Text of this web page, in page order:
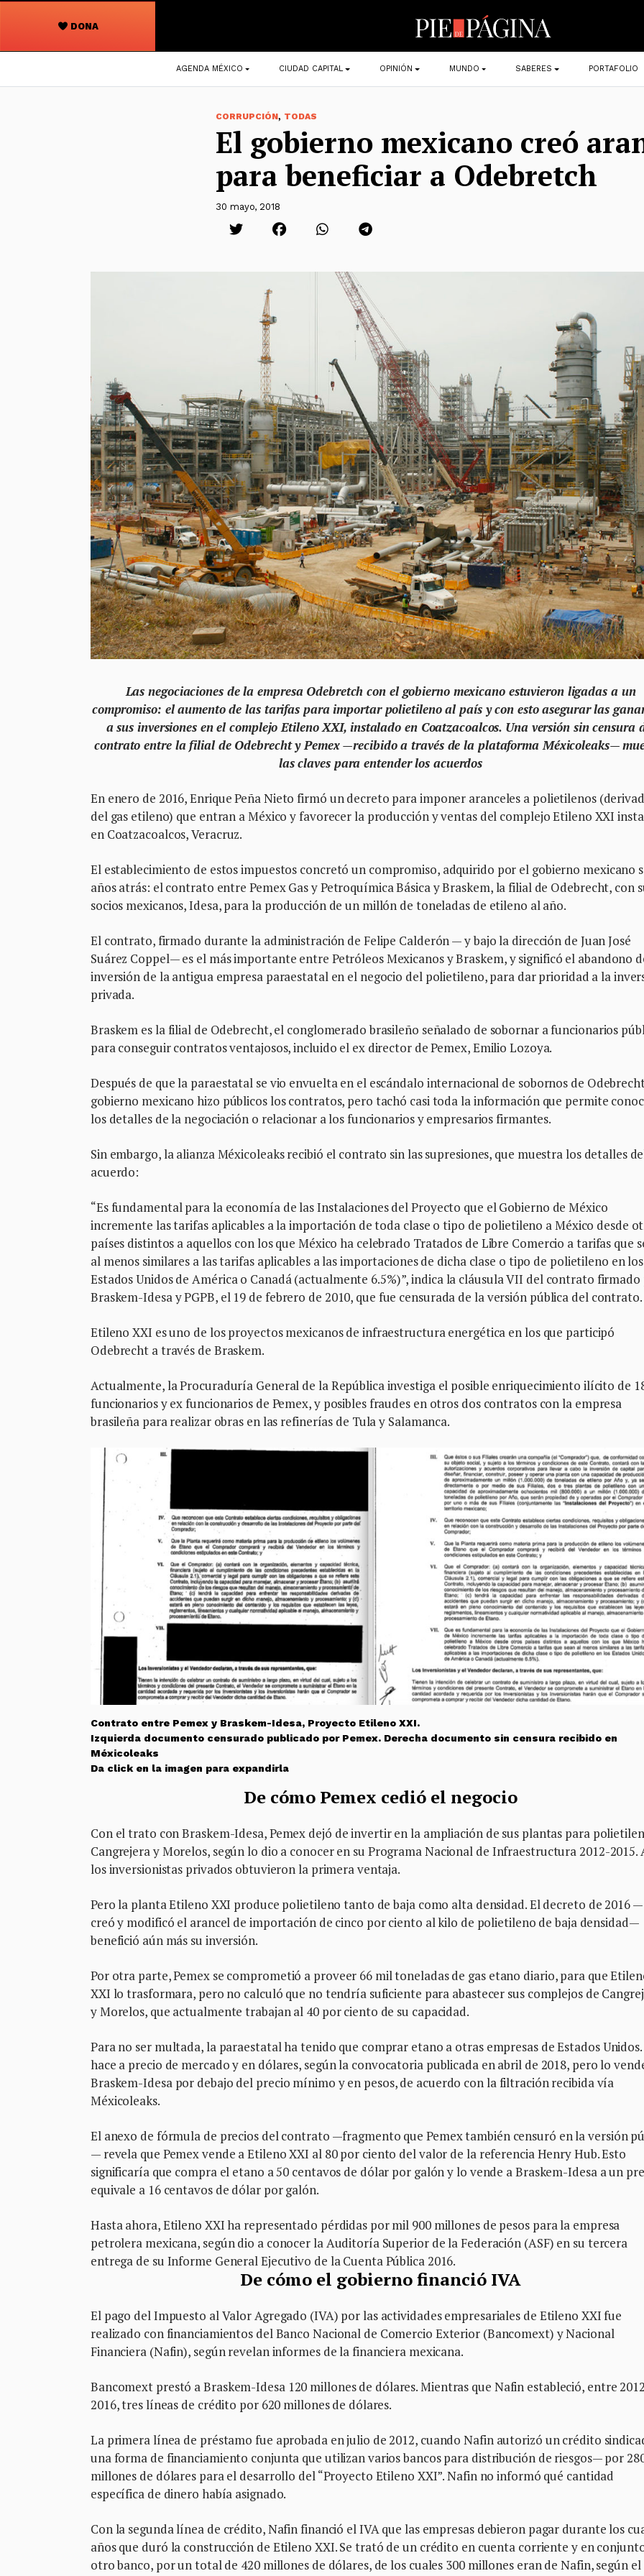
DONA
Navegación
principal
AGENDA MÉXICO CIUDAD CAPITAL OPINIÓN MUNDO SABERES PORTAFOLIO
CORRUPCIÓN, TODAS
El gobierno mexicano creó
para beneficiar a Odebretch
30 mayo, 2018
Las negociaciones de la empresa Odebretch con el gobierno mexicano estuvieron ligadas a un
compromiso: el aumento de las tarifas para importar polietileno al país y con esto asegurar las
a sus inversiones en el complejo Etileno XXI, instalado en Coatzacoalcos. Una versión sin censura
contrato entre la filial de Odebrecht y Pemex —recibido a través de la plataforma Méxicoleaks—
las claves para entender los acuerdos
En enero de 2016, Enrique Peña Nieto firmó un decreto para imponer aranceles a polietilenos
del gas etileno) que entran a México y favorecer la producción y ventas del complejo Etileno XXI
en Coatzacoalcos, Veracruz.
El establecimiento de estos impuestos concretó un compromiso, adquirido por el gobierno mexicano
años atrás: el contrato entre Pemex Gas y Petroquímica Básica y Braskem, la filial de Odebrecht, con
socios mexicanos, Idesa, para la producción de un millón de toneladas de etileno al año.
El contrato, firmado durante la administración de Felipe Calderón — y bajo la dirección de Juan José
Suárez Coppel— es el más importante entre Petróleos Mexicanos y Braskem, y significó el abandono
inversión de la antigua empresa paraestatal en el negocio del polietileno, para dar prioridad a la
privada.
Braskem es la filial de Odebrecht, el conglomerado brasileño señalado de sobornar a funcionarios
para conseguir contratos ventajosos, incluido el ex director de Pemex, Emilio Lozoya.
Después de que la paraestatal se vio envuelta en el escándalo internacional de sobornos de
gobierno mexicano hizo públicos los contratos, pero tachó casi toda la información que permite
los detalles de la negociación o relacionar a los funcionarios y empresarios firmantes.
Sin embargo, la alianza Méxicoleaks recibió el contrato sin las supresiones, que muestra los detalles
acuerdo:
“Es fundamental para la economía de las Instalaciones del Proyecto que el Gobierno de México
incremente las tarifas aplicables a la importación de toda clase o tipo de polietileno a México desde
países distintos a aquellos con los que México ha celebrado Tratados de Libre Comercio a tarifas que
al menos similares a las tarifas aplicables a las importaciones de dicha clase o tipo de polietileno en los
Estados Unidos de América o Canadá (actualmente 6.5%)”, indica la cláusula VII del contrato
Braskem-Idesa y PGPB, el 19 de febrero de 2010, que fue censurada de la versión pública del contrato.
Etileno XXI es uno de los proyectos mexicanos de infraestructura energética en los que participó
Odebrecht a través de Braskem.
Actualmente, la Procuraduría General de la República investiga el posible enriquecimiento ilícito de
funcionarios y ex funcionarios de Pemex, y posibles fraudes en otros dos contratos con la empresa
brasileña para realizar obras en las refinerías de Tula y Salamanca.
Contrato entre Pemex y Braskem-Idesa, Proyecto Etileno XXI.
Izquierda documento censurado publicado por Pemex. Derecha documento sin censura recibido en
Méxicoleaks
Da click en la imagen para expandirla
De cómo Pemex cedió el negocio
Con el trato con Braskem-Idesa, Pemex dejó de invertir en la ampliación de sus plantas para
Cangrejera y Morelos, según lo dio a conocer en su Programa Nacional de Infraestructura 2012-2015.
los inversionistas privados obtuvieron la primera ventaja.
Pero la planta Etileno XXI produce polietileno tanto de baja como alta densidad. El decreto de 2016
creó y modificó el arancel de importación de cinco por ciento al kilo de polietileno de baja densidad—
benefició aún más su inversión.
Por otra parte, Pemex se comprometió a proveer 66 mil toneladas de gas etano diario, para que
XXI lo trasformara, pero no calculó que no tendría suficiente para abastecer sus complejos de
y Morelos, que actualmente trabajan al 40 por ciento de su capacidad.
Para no ser multada, la paraestatal ha tenido que comprar etano a otras empresas de Estados
hace a precio de mercado y en dólares, según la convocatoria publicada en abril de 2018, pero lo
Braskem-Idesa por debajo del precio mínimo y en pesos, de acuerdo con la filtración recibida vía
Méxicoleaks.
El anexo de fórmula de precios del contrato —fragmento que Pemex también censuró en la versión
— revela que Pemex vende a Etileno XXI al 80 por ciento del valor de la referencia Henry Hub. Esto
significaría que compra el etano a 50 centavos de dólar por galón y lo vende a Braskem-Idesa a un
equivale a 16 centavos de dólar por galón.
Hasta ahora, Etileno XXI ha representado pérdidas por mil 900 millones de pesos para la empresa
petrolera mexicana, según dio a conocer la Auditoría Superior de la Federación (ASF) en su tercera
entrega de su Informe General Ejecutivo de la Cuenta Pública 2016.
De cómo el gobierno financió IVA
El pago del Impuesto al Valor Agregado (IVA) por las actividades empresariales de Etileno XXI fue
realizado con financiamientos del Banco Nacional de Comercio Exterior (Bancomext) y Nacional
Financiera (Nafin), según revelan informes de la financiera mexicana.
Bancomext prestó a Braskem-Idesa 120 millones de dólares. Mientras que Nafin estableció, entre
2016, tres líneas de crédito por 620 millones de dólares.
La primera línea de préstamo fue aprobada en julio de 2012, cuando Nafin autorizó un crédito
una forma de financiamiento conjunta que utilizan varios bancos para distribución de riesgos— por
millones de dólares para el desarrollo del “Proyecto Etileno XXI”. Nafin no informó qué cantidad
específica de dinero había asignado.
Con la segunda línea de crédito, Nafin financió el IVA que las empresas debieron pagar durante los
años que duró la construcción de Etileno XXI. Se trató de un crédito en cuenta corriente y en
otro banco, por un total de 420 millones de dólares, de los cuales 300 millones eran de Nafin, según el